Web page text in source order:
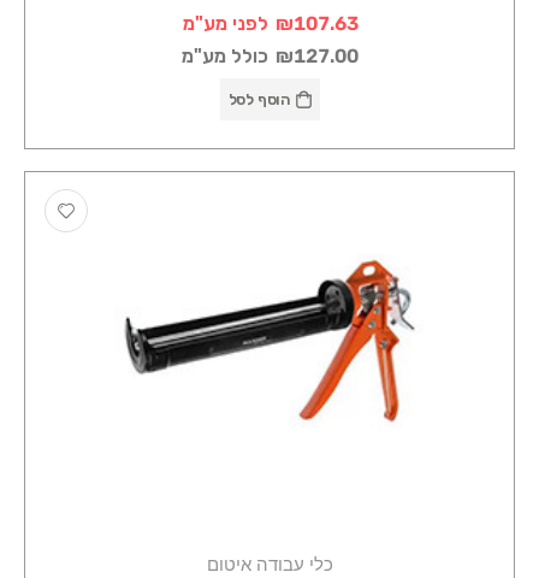
₪107.63 לפני מע"מ
₪127.00 כולל מע"מ
הוסף לסל
כלי עבודה איטום